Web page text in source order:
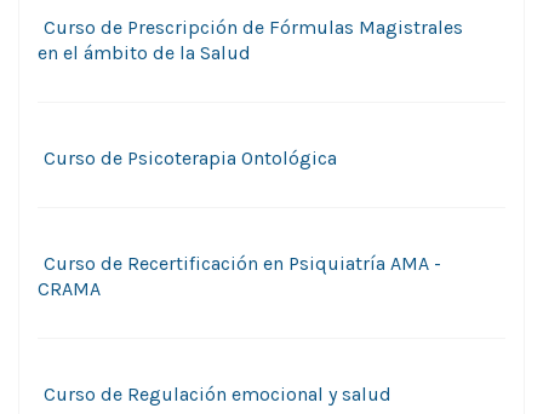
Curso de Prescripción de Fórmulas Magistrales
en el ámbito de la Salud
Curso de Psicoterapia Ontológica
Curso de Recertificación en Psiquiatría AMA -
CRAMA
Curso de Regulación emocional y salud